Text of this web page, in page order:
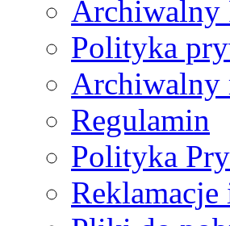
Archiwalny
Polityka
Archiwalny
Regulamin
Polityka